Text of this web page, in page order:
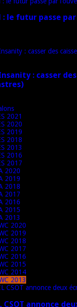
: le futur passe
: casser
2021
2020
2019
2018
2013
2016
2017
2020
2019
2018
2017
2016
2015
2013
2020
2019
2018
2017
2016
2015
2014
2013
CSOT annonce